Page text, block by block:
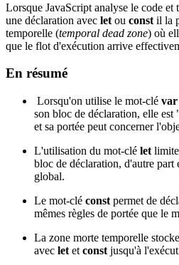
Lorsque JavaScript analyse le code
une déclaration avec let ou const il la
temporelle (temporal dead zone) où
que le flot d'exécution arrive
En résumé
Lorsqu'on utilise le mot-clé var
son bloc de déclaration, elle
et sa portée peut concerner
L'utilisation du mot-clé let
bloc de déclaration, d'autre part
global.
Le mot-clé const permet de
mêmes règles de portée que le
La zone morte temporelle
avec let et const jusqu'à